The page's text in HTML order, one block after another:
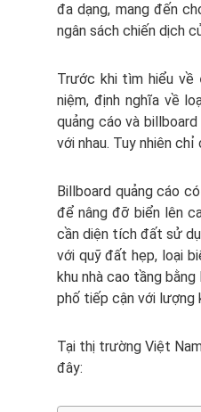
đa dạng, mang đến
ngân sách chiến dịch
Trước khi tìm hiểu về
niệm, định nghĩa về
quảng cáo và
với nhau. Tuy nhiên
Billboard quảng cáo
để nâng đỡ biển lên
cần diện tích đất sử
với quỹ đất hẹp, loại
khu nhà cao tầng
phố tiếp cận với lượng
Tại thị trường Việt
đây: